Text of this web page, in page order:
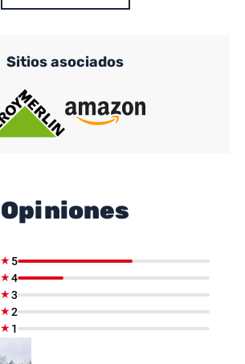
Sitios asociados
Opiniones
★5
★4
★3
★2
★1